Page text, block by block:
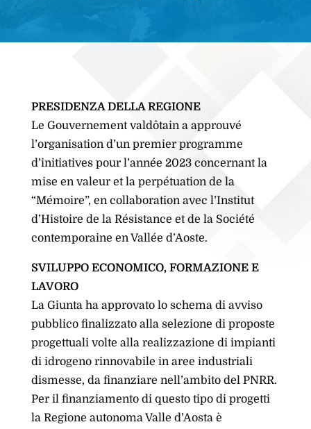
PRESIDENZA DELLA REGIONE
Le Gouvernement valdôtain a approuvé
l’organisation d’un premier programme
d’initiatives pour l’année 2023 concernant la
mise en valeur et la perpétuation de la
“Mémoire”, en collaboration avec l’Institut
d’Histoire de la Résistance et de la Société
contemporaine en Vallée d’Aoste.
SVILUPPO ECONOMICO, FORMAZIONE E
LAVORO
La Giunta ha approvato lo schema di avviso
pubblico finalizzato alla selezione di proposte
progettuali volte alla realizzazione di impianti
di idrogeno rinnovabile in aree industriali
dismesse, da finanziare nell’ambito del PNRR.
Per il finanziamento di questo tipo di progetti
la Regione autonoma Valle d’Aosta è